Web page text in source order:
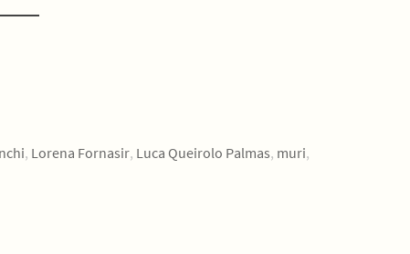
, Lorena Fornasir, Luca Queirolo Palmas, muri,